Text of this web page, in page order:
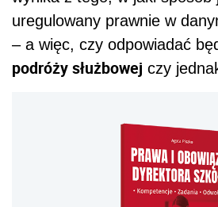
uregulowany prawnie w
– a więc, czy odpowiadać
podróży służbowej czy